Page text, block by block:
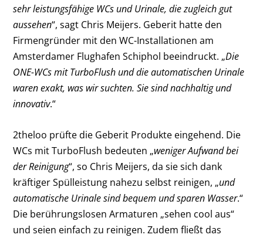
sehr leistungsfähige WCs und Urinale, die zugleich gut
aussehen“, sagt Chris Meijers. Geberit hatte den
Firmengründer mit den WC-Installationen am
Amsterdamer Flughafen Schiphol beeindruckt. „Die
ONE-WCs mit TurboFlush und die automatischen Urinale
waren exakt, was wir suchten. Sie sind nachhaltig und
innovativ.“
2theloo prüfte die Geberit Produkte eingehend. Die
WCs mit TurboFlush bedeuten „weniger Aufwand bei
der Reinigung“, so Chris Meijers, da sie sich dank
kräftiger Spülleistung nahezu selbst reinigen, „und
automatische Urinale sind bequem und sparen Wasser.“
Die berührungslosen Armaturen „sehen cool aus“
und seien einfach zu reinigen. Zudem fließt das